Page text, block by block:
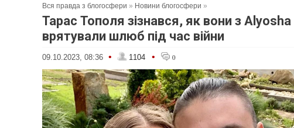
Вся правда з блогосфери » Новини блогосфери »
Тарас Тополя зізнався, як вони з Alyosha
врятували шлюб під час війни
09.10.2023, 08:36 • 1104 • 0